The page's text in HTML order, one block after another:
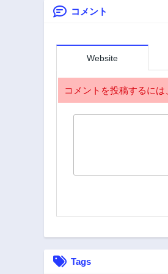
コメント
Website
コメントを投稿するには
Tags